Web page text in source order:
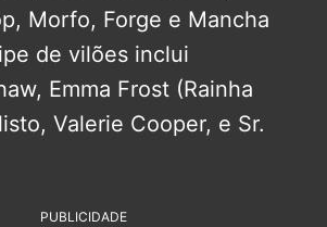
Morfo, Forge e Mancha
de vilões inclui
Emma Frost (Rainha
Valerie Cooper, e Sr.
PUBLICIDADE